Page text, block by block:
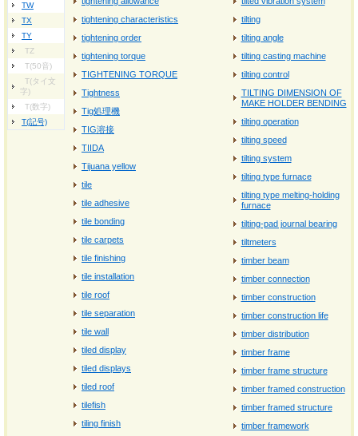
TW
TX
TY
TZ
T(50音)
T(タイ文
字)
T(数字)
T(記号)
tightening characteristics
tightening order
tightening torque
TIGHTENING TORQUE
Tightness
Tig処理機
TIG溶接
TIIDA
Tijuana yellow
tile
tile adhesive
tile bonding
tile carpets
tile finishing
tile installation
tile roof
tile separation
tile wall
tiled display
tiled displays
tiled roof
tilefish
tiling finish
tilting
tilting angle
tilting casting machine
tilting control
TILTING DIMENSION OF
MAKE HOLDER BENDING
tilting operation
tilting speed
tilting system
tilting type furnace
tilting type melting-holding
furnace
tilting-pad journal bearing
tiltmeters
timber beam
timber connection
timber construction
timber construction life
timber distribution
timber frame
timber frame structure
timber framed construction
timber framed structure
timber framework